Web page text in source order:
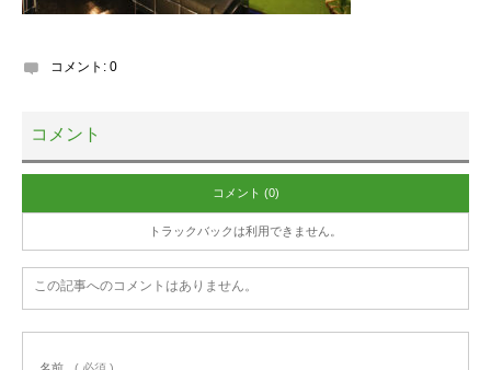
コメント: 0
コメント
コメント (0)
トラックバックは利用できません。
この記事へのコメントはありません。